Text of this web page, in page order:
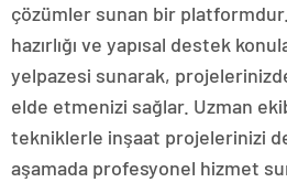
çözümler sunan bir
hazırlığı ve yapısal destek
yelpazesi sunarak,
elde etmenizi sağlar. Uzman
tekniklerle inşaat projelerinizi
aşamada profesyonel hizmet